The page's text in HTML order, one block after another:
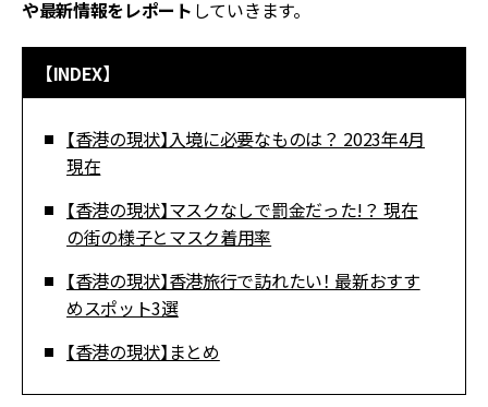
や最新情報をレポート していきます。
【INDEX】
【香港の現状】入境に必要なものは？ 2023年4月
現在
【香港の現状】マスクなしで罰金だった!？ 現在
の街の様子とマスク着用率
【香港の現状】香港旅行で訪れたい！ 最新おすす
めスポット3選
【香港の現状】まとめ